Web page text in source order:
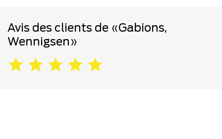
Avis des clients de «Gabions,
Wennigsen»